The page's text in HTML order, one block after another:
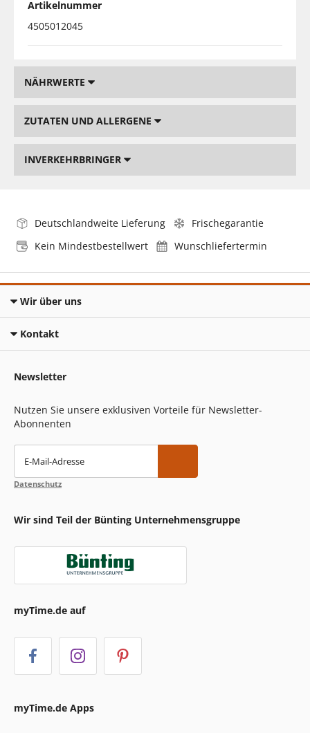
Artikelnummer
4505012045
NÄHRWERTE
ZUTATEN UND ALLERGENE
INVERKEHRBRINGER
Deutschlandweite Lieferung
Frischegarantie
Kein Mindestbestellwert
Wunschliefertermin
Wir über uns
Kontakt
Newsletter
Nutzen Sie unsere exklusiven Vorteile für Newsletter-
Abonnenten
E-Mail-Adresse
Datenschutz
Wir sind Teil der Bünting Unternehmensgruppe
myTime.de auf
myTime.de Apps